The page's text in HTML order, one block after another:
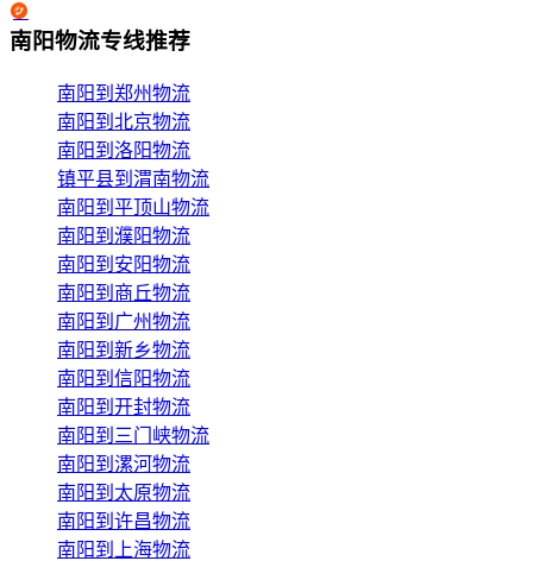
南阳物流专线推荐
南阳到郑州物流
南阳到北京物流
南阳到洛阳物流
镇平县到渭南物流
南阳到平顶山物流
南阳到濮阳物流
南阳到安阳物流
南阳到商丘物流
南阳到广州物流
南阳到新乡物流
南阳到信阳物流
南阳到开封物流
南阳到三门峡物流
南阳到漯河物流
南阳到太原物流
南阳到许昌物流
南阳到上海物流